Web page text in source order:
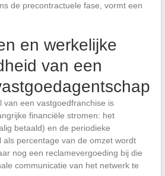
de precontractuele fase, vormt een
en werkelijke
van een
van een vastgoedfranchise is
financiële stromen: het
betaald) en de periodieke
percentage van de omzet wordt
nog een reclamevergoeding bij die
communicatie van het netwerk te